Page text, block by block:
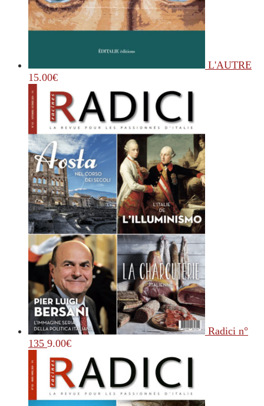
L'AUTRE
15.00€
Radici n°
135 9.00€